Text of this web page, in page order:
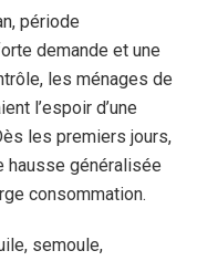
période
demande et une
les ménages de
l’espoir d’une
les premiers jours,
hausse généralisée
consommation.
semoule,